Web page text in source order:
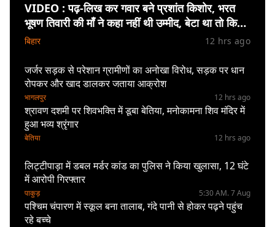
VIDEO : पढ़-लिख कर गवार बने प्रशांत किशोर, भरत
भूषण तिवारी की माँ ने कहा नहीं थी उम्मीद, बेटा था तो किसी
को बोलने की नहीं थी हिम्मत
बिहार 12 hrs ago
जर्जर सड़क से परेशान ग्रामीणों का अनोखा विरोध, सड़क पर धान
रोपकर और खाद डालकर जताया आक्रोश
भागलपुर 12 hrs ago
श्रावण दशमी पर शिवभक्ति में डूबा बेतिया, मनोकामना शिव मंदिर में
हुआ भव्य श्रृंगार
बेतिया 12 hrs ago
लिट्टीपाड़ा में डबल मर्डर कांड का पुलिस ने किया खुलासा, 12 घंटे
में आरोपी गिरफ्तार
पाकुड़ 5:30 AM. 7 Aug
पश्चिम चंपारण में स्कूल बना तालाब, गंदे पानी से होकर पढ़ने पहुंच
रहे बच्चे